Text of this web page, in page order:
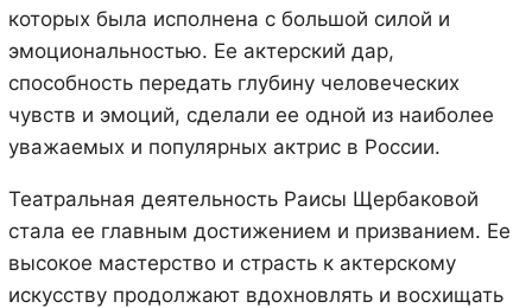
которых была исполнена с большой силой и
эмоциональностью. Ее актерский дар,
способность передать глубину человеческих
чувств и эмоций, сделали ее одной из наиболее
уважаемых и популярных актрис в России.
Театральная деятельность Раисы Щербаковой
стала ее главным достижением и призванием. Ее
высокое мастерство и страсть к актерскому
искусству продолжают вдохновлять и восхищать